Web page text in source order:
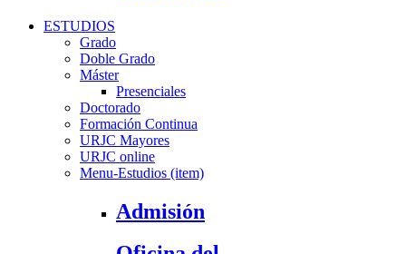
ESTUDIOS
Grado
Doble Grado
Máster
Presenciales
Doctorado
Formación Continua
URJC Mayores
URJC online
Menu-Estudios (item)
Admisión